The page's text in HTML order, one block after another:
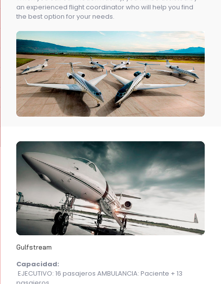
an experienced flight coordinator who will help you find
the best option for your needs.
Gulfstream
Capacidad:
EJECUTIVO: 16 pasajeros AMBULANCIA: Paciente + 13